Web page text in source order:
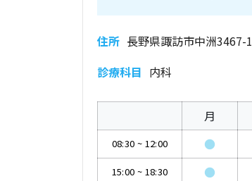
住所 長野県諏訪市中洲3467-1
診療科目 内科
月
08:30 ~ 12:00 ●
15:00 ~ 18:30 ●